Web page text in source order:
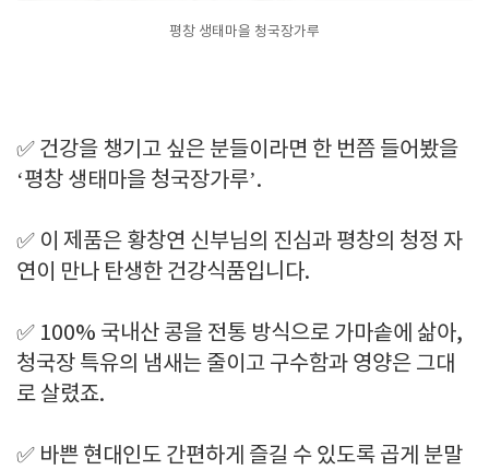
평창 생태마을 청국장가루
✅ 건강을 챙기고 싶은 분들이라면 한 번쯤 들어봤을
‘평창 생태마을 청국장가루’.
✅ 이 제품은 황창연 신부님의 진심과 평창의 청정 자
연이 만나 탄생한 건강식품입니다.
✅ 100% 국내산 콩을 전통 방식으로 가마솥에 삶아,
청국장 특유의 냄새는 줄이고 구수함과 영양은 그대
로 살렸죠.
✅ 바쁜 현대인도 간편하게 즐길 수 있도록 곱게 분말